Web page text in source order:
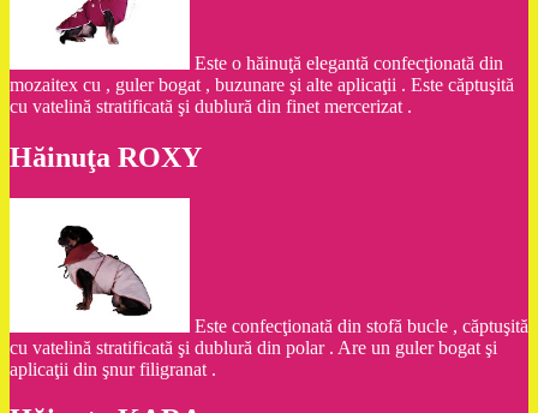
Este o hăinuţă elegantă confecţionată din
mozaitex cu , guler bogat , buzunare şi alte aplicaţii . Este căptuşită
cu vatelină stratificată şi dublură din finet mercerizat .
Hăinuţa ROXY
Este confecţionată din stofă bucle , căptuşită
cu vatelină stratificată şi dublură din polar . Are un guler bogat şi
aplicaţii din şnur filigranat .